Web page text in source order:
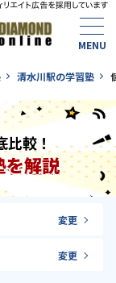
清水川駅の学習塾
較！
を解説
変更
変更